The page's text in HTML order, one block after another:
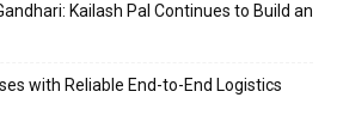
Kailash Pal Continues to Build an
with Reliable End-to-End Logistics